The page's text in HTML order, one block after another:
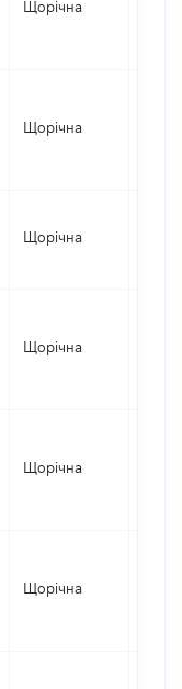
Щорічна
Щорічна
Щорічна
Щорічна
Щорічна
Щорічна